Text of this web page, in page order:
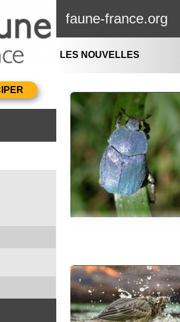
faune-france.org
LES NOUVELLES